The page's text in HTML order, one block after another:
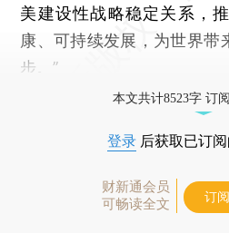
美建设性战略稳定关系，
康、可持续发展，为世界带
步。”
本文共计8523字 订
登录 后获取已订
财新通会员
可畅读全文
订